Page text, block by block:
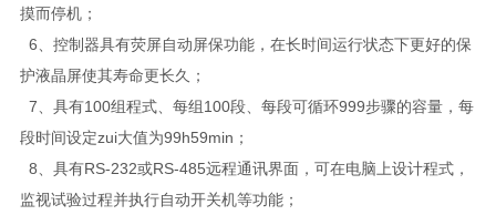
摸而停机；
6、控制器具有荧屏自动屏保功能，在长时间运行状态下更好的保
护液晶屏使其寿命更长久；
7、具有100组程式、每组100段、每段可循环999步骤的容量，每
段时间设定zui大值为99h59min；
8、具有RS-232或RS-485远程通讯界面，可在电脑上设计程式，
监视试验过程并执行自动开关机等功能；